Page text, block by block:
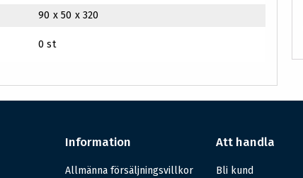
90 x 50 x 320
0 st
Information
Allmänna försäljningsvillkor
Att handla
Bli kund